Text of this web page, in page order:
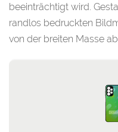
beeinträchtigt wird.
randlos bedruckten
von der breiten Masse ab.